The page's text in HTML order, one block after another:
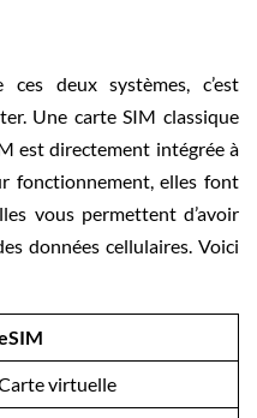
deux systèmes, c’est
Une carte SIM classique
est directement intégrée à
fonctionnement, elles font
vous permettent d’avoir
données cellulaires. Voici
virtuelle